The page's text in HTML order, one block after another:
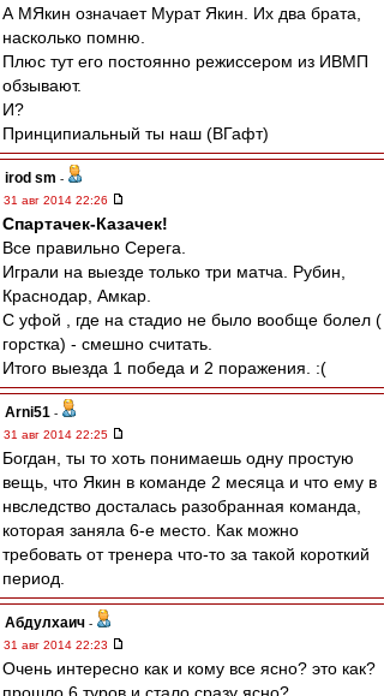
А МЯкин означает Мурат Якин. Их два брата,
насколько помню.
Плюс тут его постоянно режиссером из ИВМП
обзывают.
И?
Принципиальный ты наш (ВГафт)
irod sm -
31 авг 2014 22:26
Спартачек-Казачек!
Все правильно Серега.
Играли на выезде только три матча. Рубин,
Краснодар, Амкар.
С уфой , где на стадио не было вообще болел (
горстка) - смешно считать.
Итого выезда 1 победа и 2 поражения. :(
Arni51 -
31 авг 2014 22:25
Богдан, ты то хоть понимаешь одну простую
вещь, что Якин в команде 2 месяца и что ему в
нвследство досталась разобранная команда,
которая заняла 6-е место. Как можно
требовать от тренера что-то за такой короткий
период.
Абдулхаич -
31 авг 2014 22:23
Очень интересно как и кому все ясно? это как?